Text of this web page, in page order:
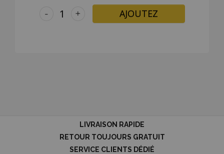
+
- AJOUTEZ
LIVRAISON RAPIDE
RETOUR TOUJOURS GRATUIT
SERVICE CLIENTS DÉDIÉ